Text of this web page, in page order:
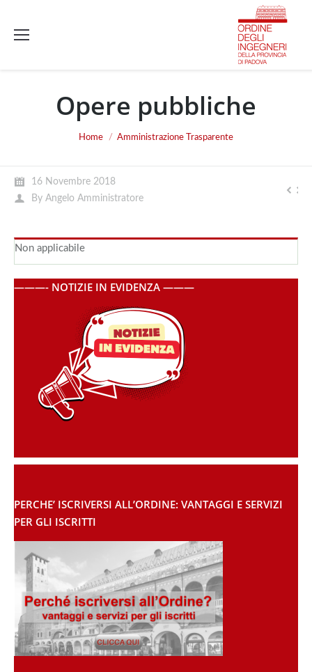
Opere pubbliche
Home Amministrazione Trasparente
16 Novembre 2018
By Angelo Amministratore
Non applicabile
———- NOTIZIE IN EVIDENZA ———
PERCHE’ ISCRIVERSI ALL’ORDINE: VANTAGGI E SERVIZI
PER GLI ISCRITTI